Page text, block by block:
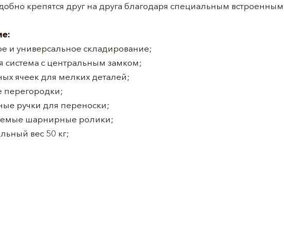
крепятся друг на друга благодаря специальным
и универсальное складирование;
система с центральным замком;
ячеек для мелких деталей;
перегородки;
ручки для переноски;
шарнирные ролики;
вес 50 кг;